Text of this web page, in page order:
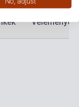
Vélemények